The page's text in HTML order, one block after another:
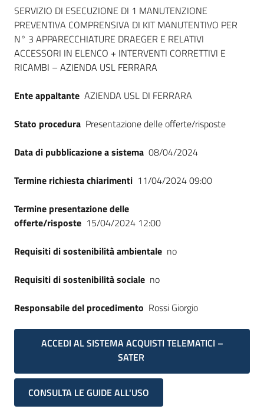
site
Seguici
Dati del bando
SERVIZIO DI ESECUZIONE DI 1 MANUTENZIONE
PREVENTIVA COMPRENSIVA DI KIT MANUTENTIVO PER
N° 3 APPARECCHIATURE DRAEGER E RELATIVI
ACCESSORI IN ELENCO + INTERVENTI CORRETTIVI E
RICAMBI – AZIENDA USL FERRARA
Ente appaltante AZIENDA USL DI FERRARA
Stato procedura Presentazione delle offerte/risposte
Data di pubblicazione a sistema 08/04/2024
Termine richiesta chiarimenti 11/04/2024 09:00
Termine presentazione delle
offerte/risposte 15/04/2024 12:00
Requisiti di sostenibilità ambientale no
Requisiti di sostenibilità sociale no
Responsabile del procedimento Rossi Giorgio
ACCEDI AL SISTEMA ACQUISTI TELEMATICI –
SATER
CONSULTA LE GUIDE ALL'USO